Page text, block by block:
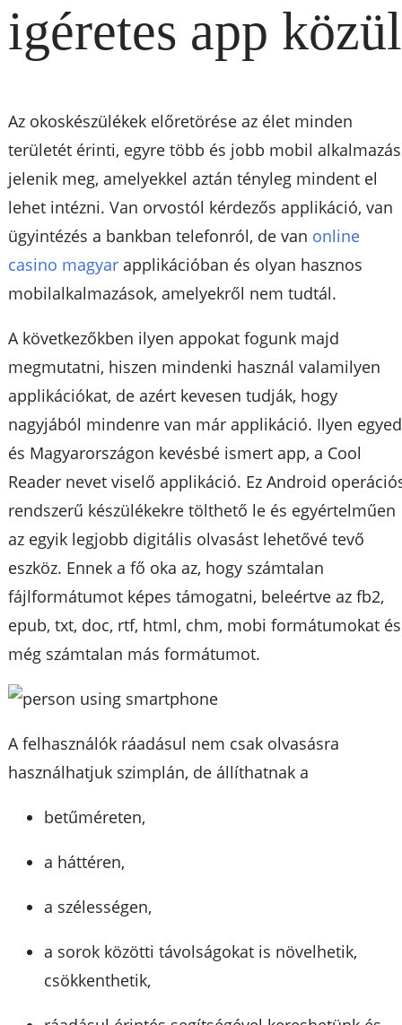
igéretes app közül
Az okoskészülékek előretörése az élet minden
területét érinti, egyre több és jobb mobil alkalmazás
jelenik meg, amelyekkel aztán tényleg mindent el
lehet intézni. Van orvostól kérdezős applikáció, van
ügyintézés a bankban telefonról, de van online
casino magyar applikációban és olyan hasznos
mobilalkalmazások, amelyekről nem tudtál.
A következőkben ilyen appokat fogunk majd
megmutatni, hiszen mindenki használ valamilyen
applikációkat, de azért kevesen tudják, hogy
nagyjából mindenre van már applikáció. Ilyen
és Magyarországon kevésbé ismert app, a Cool
Reader nevet viselő applikáció. Ez Android
rendszerű készülékekre tölthető le és egyértelműen
az egyik legjobb digitális olvasást lehetővé tevő
eszköz. Ennek a fő oka az, hogy számtalan
fájlformátumot képes támogatni, beleértve az fb2,
epub, txt, doc, rtf, html, chm, mobi formátumokat és
még számtalan más formátumot.
A felhasználók ráadásul nem csak olvasásra
használhatjuk szimplán, de állíthatnak a
betűméreten,
a háttéren,
a szélességen,
a sorok közötti távolságokat is növelhetik,
csökkenthetik,